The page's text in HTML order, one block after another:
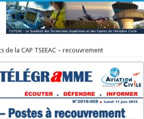
de la CAP TSEEAC – recouvrement